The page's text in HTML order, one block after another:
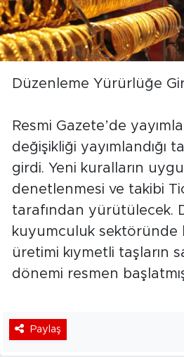
Düzenleme Yürürlüğe
Resmi Gazete’de
değişikliği yayımlandığı
girdi. Yeni kuralların
denetlenmesi ve takibi
tarafından yürütülecek.
kuyumculuk sektöründe
üretimi kıymetli taşların
dönemi resmen
Paylaş